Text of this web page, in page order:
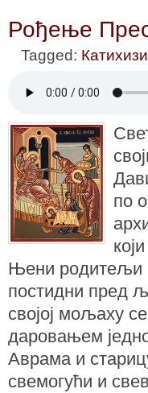
Рођење
Tagged:
по
Њени родитељи
постидни пред
својој мољаху
даровањем
Аврама и
свемогући и